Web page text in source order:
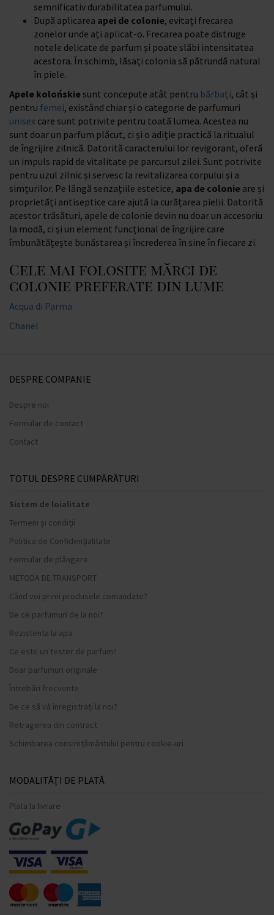
semnificativ durabilitatea parfumului.
După aplicarea apei de colonie, evitați frecarea
zonelor unde ați aplicat-o. Frecarea poate distruge
notele delicate de parfum și poate slăbi intensitatea
acestora. În schimb, lăsați colonia să pătrundă natural
în piele.
Apele kolońskie sunt concepute atât pentru bărbați, cât și
pentru femei, existând chiar și o categorie de parfumuri
unisex care sunt potrivite pentru toată lumea. Acestea nu
sunt doar un parfum plăcut, ci și o adiție practică la ritualul
de îngrijire zilnică. Datorită caracterului lor revigorant, oferă
un impuls rapid de vitalitate pe parcursul zilei. Sunt potrivite
pentru uzul zilnic și servesc la revitalizarea corpului și a
simțurilor. Pe lângă senzațiile estetice, apa de colonie are și
proprietăți antiseptice care ajută la curățarea pielii. Datorită
acestor trăsături, apele de colonie devin nu doar un accesoriu
la modă, ci și un element funcțional de îngrijire care
îmbunătățește bunăstarea și încrederea în sine în fiecare zi.
Cele mai folosite mărci de
colonie preferate din lume
Acqua di Parma
Chanel
DESPRE COMPANIE
Despre noi
Formular de contact
Contact
TOTUL DESPRE CUMPĂRĂTURI
Sistem de loialitate
Termeni și condiții
Politica de Confidențialitate
Formular de plângere
METODA DE TRANSPORT
Când voi primi produsele comandate?
De ce parfumuri de la noi?
Rezistenta la apa
Ce este un tester de parfum?
Doar parfumuri originale
Întrebări frecvente
De ce să vă înregistrați la noi?
Retragerea din contract
Schimbarea consimțământului pentru cookie-uri
MODALITĂȚI DE PLATĂ
Plata la livrare